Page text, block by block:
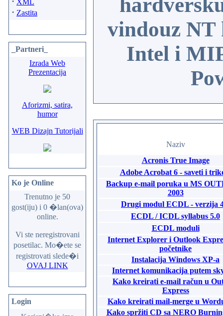
XML
· Zastita
_Partneri_
Izrada Web
Prezentacija
Aforizmi, satira,
humor
WEB Dizajn Tutorijali
Ko je Online
Trenutno je 50
gost(iju) i 0 �lan(ova)
online.
Vi ste neregistrovani
posetilac. Mo�ete se
registrovati slede�i
OVAJ LINK
Login
vindouz NT
Intel i
Naziv
Acronis True Image
Adobe Acrobat 6 - saveti i
Backup e-mail poruka u MS
2003
Drugi modul ECDL - verzija
ECDL / ICDL syllabus 5.0
ECDL moduli
Internet Explorer i Outlook
početnike
Instalacija Windows XP-a
Internet komunikacija putem
Kako kreirati e-mail račun u
Express
Kako kreirati mail-merge u
Kako spržiti CD sa NERO